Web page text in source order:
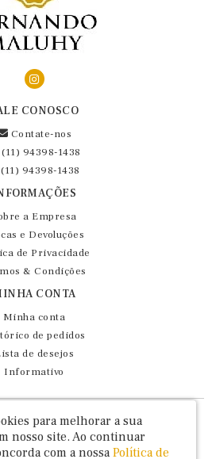
CONOSCO
Contate-nos
(11) 94398-1438
(11) 94398-1438
a Empresa
e Devoluções
de Privacidade
& Condições
CONTA
Minha conta
de pedidos
de desejos
Informativo
Ltda - CNPJ: 60.458.825/0001-86
47 - Brás - São Paulo / SP - CEP 03016-030
para melhorar a sua
nosso site.Ao continuar
com a nossa Política de